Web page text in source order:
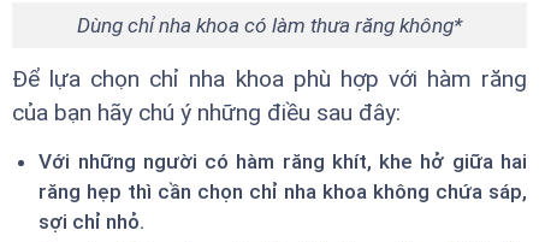
Dùng chỉ nha khoa có làm thưa răng không*
Để lựa chọn chỉ nha khoa phù hợp với hàm răng
của bạn hãy chú ý những điều sau đây:
Với những người có hàm răng khít, khe hở giữa hai
răng hẹp thì cần chọn chỉ nha khoa không chứa sáp,
sợi chỉ nhỏ.